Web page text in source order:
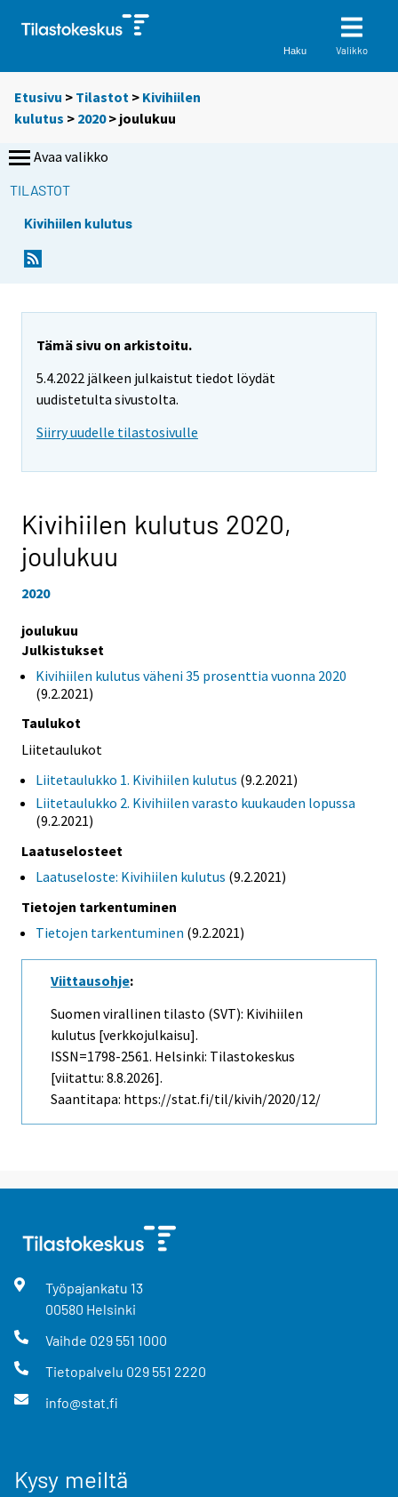
Haku Valikko
Etusivu > Tilastot > Kivihiilen
kulutus > 2020> joulukuu
Avaa valikko
TILASTOT
Kivihiilen kulutus
Tämä sivu on arkistoitu.
5.4.2022 jälkeen julkaistut tiedot löydät
uudistetulta sivustolta.
Siirry uudelle tilastosivulle
Kivihiilen kulutus 2020,
joulukuu
2020
joulukuu
Julkistukset
Kivihiilen kulutus väheni 35 prosenttia vuonna 2020
(9.2.2021)
Taulukot
Liitetaulukot
Liitetaulukko 1. Kivihiilen kulutus (9.2.2021)
Liitetaulukko 2. Kivihiilen varasto kuukauden lopussa
(9.2.2021)
Laatuselosteet
Laatuseloste: Kivihiilen kulutus (9.2.2021)
Tietojen tarkentuminen
Tietojen tarkentuminen (9.2.2021)
Viittausohje:
Suomen virallinen tilasto (SVT): Kivihiilen
kulutus [verkkojulkaisu].
ISSN=1798-2561. Helsinki: Tilastokeskus
[viitattu: 8.8.2026].
Saantitapa: https://stat.fi/til/kivih/2020/12/
Työpajankatu 13
00580 Helsinki
Vaihde 029 551 1000
Tietopalvelu 029 551 2220
info@stat.fi
Kysy meiltä